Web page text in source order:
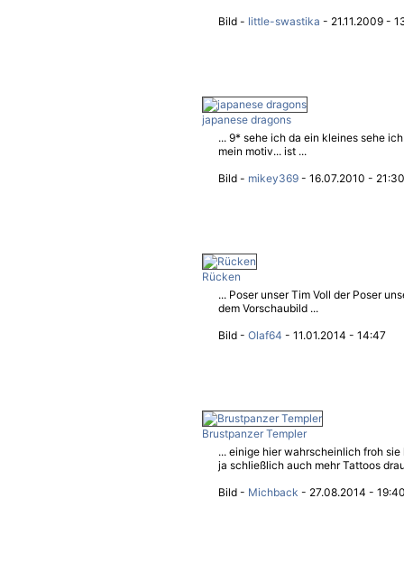
Bild - little-swastika - 21.11.2009 -
japanese dragons
... 9* sehe ich da ein kleines sehe
mein motiv... ist ...
Bild - mikey369 - 16.07.2010 - 21:30
Rücken
... Poser unser Tim Voll der Poser
dem Vorschaubild ...
Bild - Olaf64 - 11.01.2014 - 14:47
Brustpanzer Templer
... einige hier wahrscheinlich froh
ja schließlich auch mehr Tattoos
Bild - Michback - 27.08.2014 -